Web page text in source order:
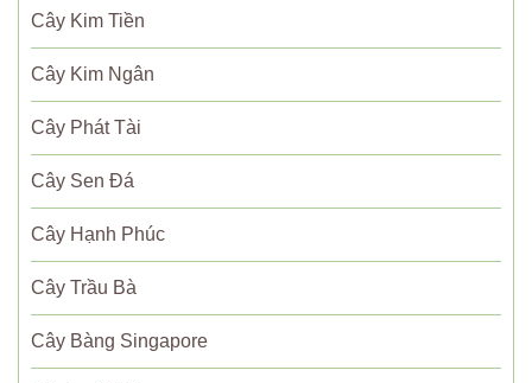
Cây Kim Tiền
Cây Kim Ngân
Cây Phát Tài
Cây Sen Đá
Cây Hạnh Phúc
Cây Trầu Bà
Cây Bàng Singapore